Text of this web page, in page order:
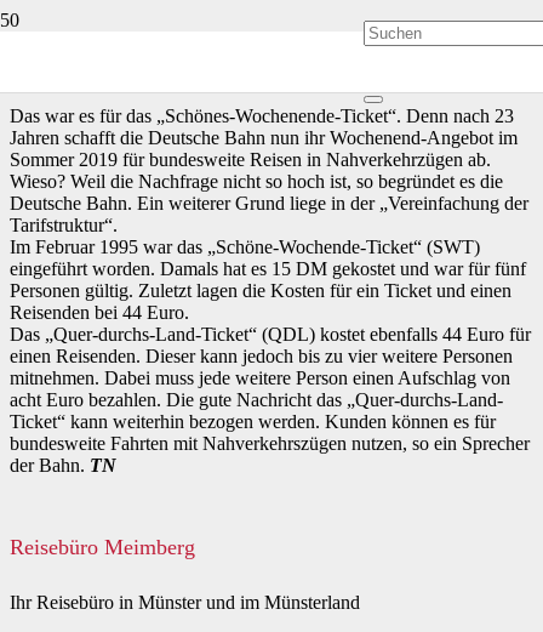
Das war es für das „Schönes-Wochenende-Ticket“. Denn nach 23
Jahren schafft die Deutsche Bahn nun ihr Wochenend-Angebot im
Sommer 2019 für bundesweite Reisen in Nahverkehrzügen ab.
Wieso? Weil die Nachfrage nicht so hoch ist, so begründet es die
Deutsche Bahn. Ein weiterer Grund liege in der „Vereinfachung der
Tarifstruktur“.
Im Februar 1995 war das „Schöne-Wochende-Ticket“ (SWT)
eingeführt worden. Damals hat es 15 DM gekostet und war für fünf
Personen gültig. Zuletzt lagen die Kosten für ein Ticket und einen
Reisenden bei 44 Euro.
Das „Quer-durchs-Land-Ticket“ (QDL) kostet ebenfalls 44 Euro für
einen Reisenden. Dieser kann jedoch bis zu vier weitere Personen
mitnehmen. Dabei muss jede weitere Person einen Aufschlag von
acht Euro bezahlen. Die gute Nachricht das „Quer-durchs-Land-
Ticket“ kann weiterhin bezogen werden. Kunden können es für
bundesweite Fahrten mit Nahverkehrszügen nutzen, so ein Sprecher
der Bahn. TN
Reisebüro Meimberg
Ihr Reisebüro in Münster und im Münsterland